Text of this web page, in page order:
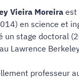
Vieira Moreira est
en science et
un stage doctoral
Lawrence
professeur